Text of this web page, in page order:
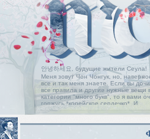
안녕하세요, будущие жители Сеула!
Меня зовут Чон Чонгук, но,
все и так меня знаете. Если вы
все правила и другие нужные вещи
категории "много букв", то я вами
горжусь *корейское сердечко*. И
позвольте мне поприветствовать вас
пороге нашей ролевой, с надеждой,
вы найдете здесь свой дом, таким,